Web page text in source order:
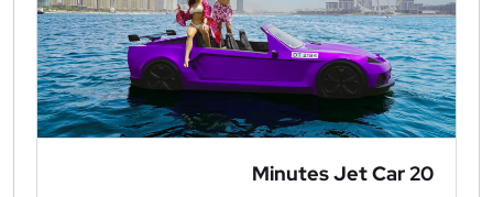
20 Minutes Jet Car